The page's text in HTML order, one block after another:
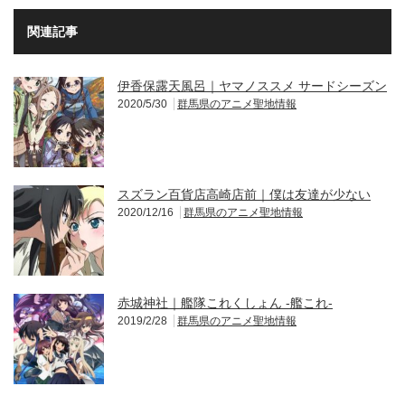
関連記事
伊香保露天風呂｜ヤマノススメ サードシーズン
2020/5/30 群馬県のアニメ聖地情報
スズラン百貨店高崎店前｜僕は友達が少ない
2020/12/16 群馬県のアニメ聖地情報
赤城神社｜艦隊これくしょん -艦これ-
2019/2/28 群馬県のアニメ聖地情報